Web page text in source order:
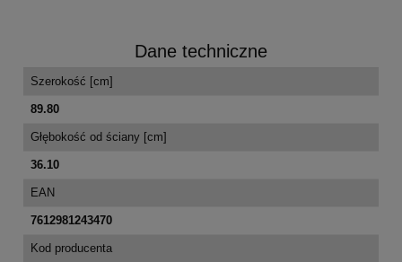
Dane techniczne
Szerokość [cm]
89.80
Głębokość od ściany [cm]
36.10
EAN
7612981243470
Kod producenta